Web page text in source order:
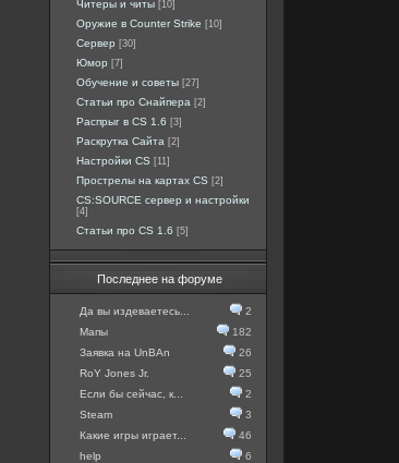
Читеры и читы [10]
Оружие в Counter Strike [10]
Сервер [30]
Юмор [7]
Обучение и советы [27]
Статьи про Снайпера [2]
Распрыг в CS 1.6 [3]
Раскрутка Сайта [2]
Настройки CS [11]
Прострелы на картах CS [2]
CS:SOURCE сервер и настройки
[4]
Статьи про CS 1.6 [5]
Последнее на форуме
Да вы издеваетесь...
2
Мапы
182
Заявка на UnBAn
26
RoY Jones Jr.
25
Если бы сейчас, к...
2
Steam
3
Какие игры играет...
46
help
6